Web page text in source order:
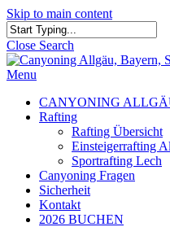
Skip to main content
Close Search
Menu
CANYONING
Rafting
Rafting Übersicht
Einsteigerrafting
Sportrafting Lech
Canyoning Fragen
Sicherheit
Kontakt
2026 BUCHEN